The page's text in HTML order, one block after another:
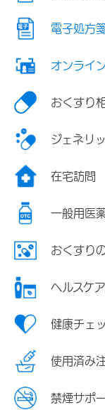
電子処方
オンライ
おくすり
ジェネリ
在宅訪問
一般用医
おくすり
ヘルスケ
健康チェ
使用済み
禁煙サポ